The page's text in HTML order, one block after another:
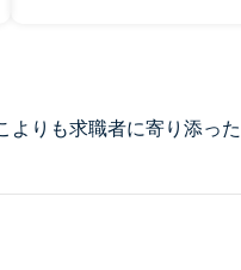
よりも求職者に寄り添った